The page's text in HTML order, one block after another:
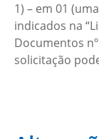
1) – em 01
indicados na
Documentos
solicitação